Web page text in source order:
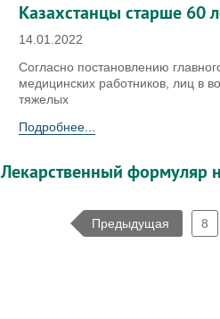
Казахстанцы старше 60
14.01.2022
Согласно постановлению
медицинских работников, лиц в
тяжелых
Подробнее...
Лекарственный формуляр
Предыдущая 8